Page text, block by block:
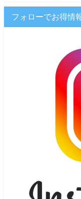
フォローでお得情